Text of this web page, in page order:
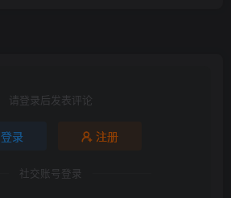
请登录后发表评论
登录 注册
社交账号登录